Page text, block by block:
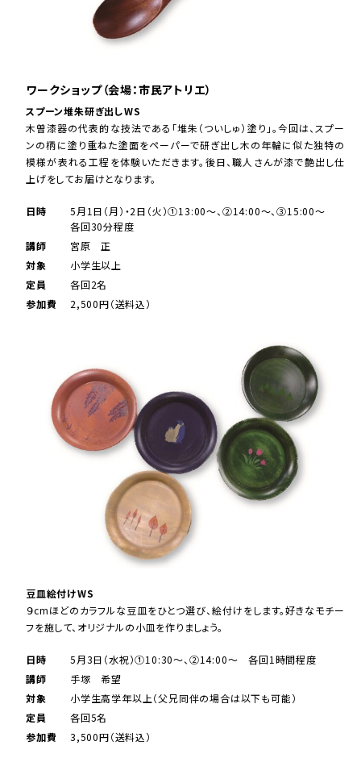
ワークショップ（会場：市民アトリエ）
スプーン堆朱研ぎ出しWS
木曽漆器の代表的な技法である「堆朱（ついしゅ）塗り」。今回は、スプー
ンの柄に塗り重ねた塗面をペーパーで研ぎ出し木の年輪に似た独特の
模様が表れる工程を体験いただきます。後日、職人さんが漆で艶出し仕
上げをしてお届けとなります。
日時
5月1日（月）・2日（火）①13:00～、②14:00～、③15:00～
各回30分程度
講師
宮原 正
対象
小学生以上
定員
各回2名
参加費
2,500円（送料込）
豆皿絵付けWS
９cmほどのカラフルな豆皿をひとつ選び、絵付けをします。好きなモチー
フを施して、オリジナルの小皿を作りましょう。
日時
5月3日（水祝）①10:30～、②14:00～ 各回1時間程度
講師
手塚 希望
対象
小学生高学年以上（父兄同伴の場合は以下も可能）
定員
各回5名
参加費
3,500円（送料込）